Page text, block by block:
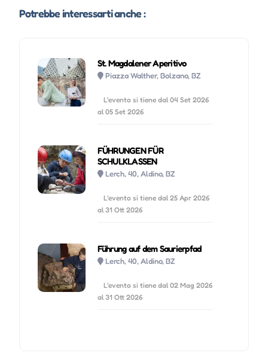
Potrebbe interessarti anche :
St. Magdalener Aperitivo
Piazza Walther, Bolzano, BZ
L'evento si tiene dal 04 Set 2026
al 05 Set 2026
FÜHRUNGEN FÜR
SCHULKLASSEN
Lerch, 40, Aldino, BZ
L'evento si tiene dal 25 Apr 2026
al 31 Ott 2026
Führung auf dem Saurierpfad
Lerch, 40, Aldino, BZ
L'evento si tiene dal 02 Mag 2026
al 31 Ott 2026